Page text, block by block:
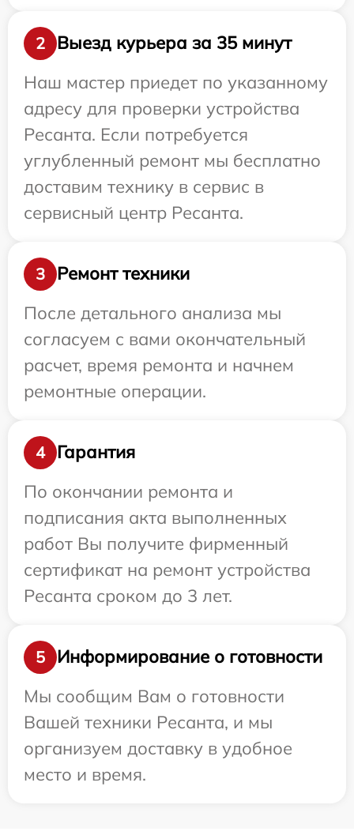
2
Выезд курьера за 35 минут
Наш мастер приедет по указанному
адресу для проверки устройства
Ресанта. Если потребуется
углубленный ремонт мы бесплатно
доставим технику в сервис в
сервисный центр Ресанта.
3
Ремонт техники
После детального анализа мы
согласуем с вами окончательный
расчет, время ремонта и начнем
ремонтные операции.
4
Гарантия
По окончании ремонта и
подписания акта выполненных
работ Вы получите фирменный
сертификат на ремонт устройства
Ресанта сроком до 3 лет.
5
Информирование о готовности
Мы сообщим Вам о готовности
Вашей техники Ресанта, и мы
организуем доставку в удобное
место и время.